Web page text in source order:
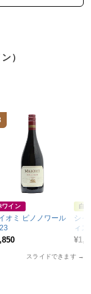
）
ワイン
オミ ピノノワール
白
シャ
ィ
スライドできます →